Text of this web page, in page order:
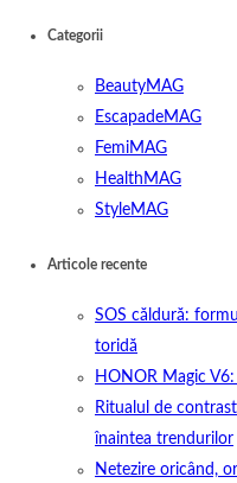
Categorii
BeautyMAG
EscapadeMAG
FemiMAG
HealthMAG
StyleMAG
Articole recente
SOS căldură:
toridă
HONOR Magic
Ritualul de
înaintea trendurilor
Netezire oricând,